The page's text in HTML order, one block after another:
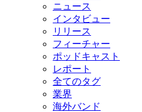
ニュース
インタビュー
リリース
フィーチャー
ポッドキャスト
レポート
全てのタグ
業界
海外バンド